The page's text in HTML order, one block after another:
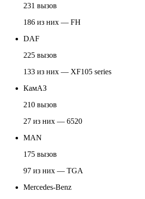
231 вызов
186 из них — FH
DAF
225 вызов
133 из них — XF105 series
КамАЗ
210 вызов
27 из них — 6520
MAN
175 вызов
97 из них — TGA
Mercedes-Benz